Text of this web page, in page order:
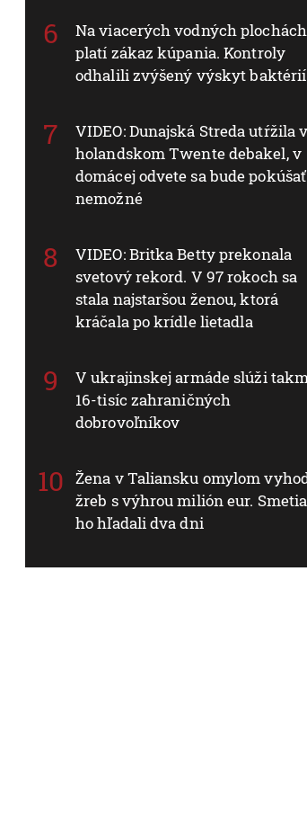
Na viacerých vodných plochách
platí zákaz kúpania. Kontroly
odhalili zvýšený výskyt baktérií
VIDEO: Dunajská Streda utŕžila v
holandskom Twente debakel, v
domácej odvete sa bude
nemožné
VIDEO: Britka Betty prekonala
svetový rekord. V 97 rokoch sa
stala najstaršou ženou, ktorá
kráčala po krídle lietadla
V ukrajinskej armáde slúži
16-tisíc zahraničných
dobrovoľníkov
Žena v Taliansku omylom
žreb s výhrou milión eur.
ho hľadali dva dni